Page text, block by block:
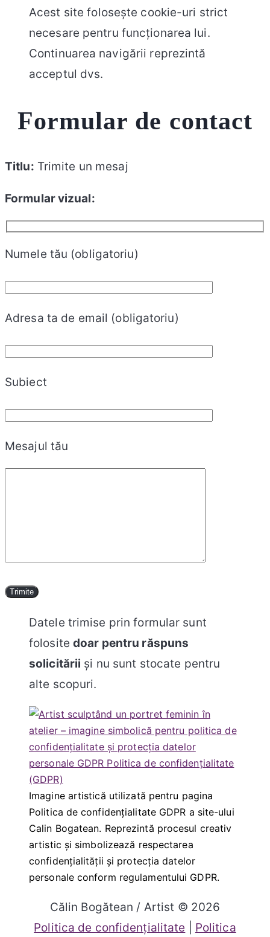
Acest site folosește cookie-uri strict
necesare pentru funcționarea lui.
Continuarea navigării reprezintă
acceptul dvs.
Formular de contact
Titlu: Trimite un mesaj
Formular vizual:
Numele tău (obligatoriu)
Adresa ta de email (obligatoriu)
Subiect
Mesajul tău
Datele trimise prin formular sunt
folosite doar pentru răspuns
solicitării și nu sunt stocate pentru
alte scopuri.
Imagine artistică utilizată pentru pagina
Politica de confidențialitate GDPR a site-ului
Calin Bogatean. Reprezintă procesul creativ
artistic și simbolizează respectarea
confidențialității și protecția datelor
personale conform regulamentului GDPR.
Călin Bogătean / Artist © 2026
Politica de confidențialitate
Politica